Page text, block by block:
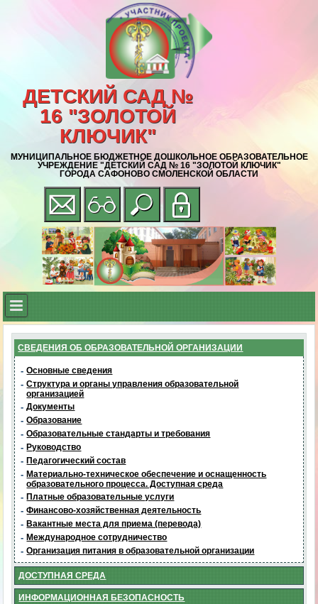
ДЕТСКИЙ САД №
16 "ЗОЛОТОЙ
КЛЮЧИК"
МУНИЦИПАЛЬНОЕ БЮДЖЕТНОЕ ДОШКОЛЬНОЕ ОБРАЗОВАТЕЛЬНОЕ
УЧРЕЖДЕНИЕ "ДЕТСКИЙ САД № 16 "ЗОЛОТОЙ КЛЮЧИК"
ГОРОДА САФОНОВО СМОЛЕНСКОЙ ОБЛАСТИ
СВЕДЕНИЯ ОБ ОБРАЗОВАТЕЛЬНОЙ ОРГАНИЗАЦИИ
- Основные сведения
- Структура и органы управления образовательной
организацией
- Документы
- Образование
- Образовательные стандарты и требования
- Руководство
- Педагогический состав
- Материально-техническое обеспечение и оснащенность
образовательного процесса. Доступная среда
- Платные образовательные услуги
- Финансово-хозяйственная деятельность
- Вакантные места для приема (перевода)
- Международное сотрудничество
- Организация питания в образовательной организации
ДОСТУПНАЯ СРЕДА
ИНФОРМАЦИОННАЯ БЕЗОПАСНОСТЬ